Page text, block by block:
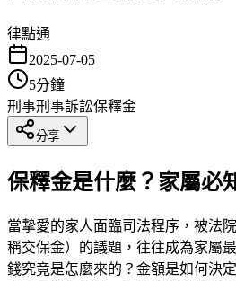
律點通
2025-07-05
5分鐘
刑事刑事訴訟保釋金
分享
保釋金是什麼？家屬必
當摯愛的家人面臨司法程序，被法
稱交保金）的議題，往往成為家屬
錢究竟是怎麼來的？金額是如何決